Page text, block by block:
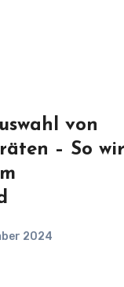
von
– So
2024